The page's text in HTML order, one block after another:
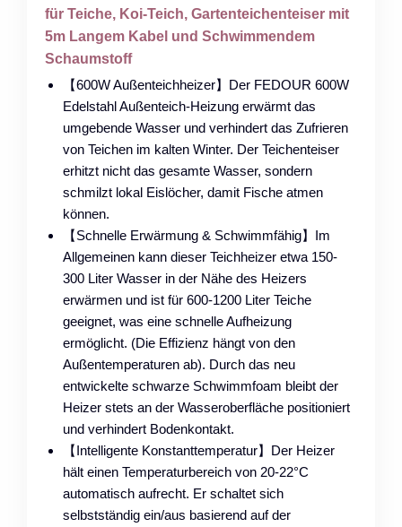
für Teiche, Koi-Teich, Gartenteichenteiser mit
5m Langem Kabel und Schwimmendem
Schaumstoff
【600W Außenteichheizer】Der FEDOUR 600W
Edelstahl Außenteich-Heizung erwärmt das
umgebende Wasser und verhindert das Zufrieren
von Teichen im kalten Winter. Der Teichenteiser
erhitzt nicht das gesamte Wasser, sondern
schmilzt lokal Eislöcher, damit Fische atmen
können.
【Schnelle Erwärmung & Schwimmfähig】Im
Allgemeinen kann dieser Teichheizer etwa 150-
300 Liter Wasser in der Nähe des Heizers
erwärmen und ist für 600-1200 Liter Teiche
geeignet, was eine schnelle Aufheizung
ermöglicht. (Die Effizienz hängt von den
Außentemperaturen ab). Durch das neu
entwickelte schwarze Schwimmfoam bleibt der
Heizer stets an der Wasseroberfläche positioniert
und verhindert Bodenkontakt.
【Intelligente Konstanttemperatur】Der Heizer
hält einen Temperaturbereich von 20-22°C
automatisch aufrecht. Er schaltet sich
selbstständig ein/aus basierend auf der